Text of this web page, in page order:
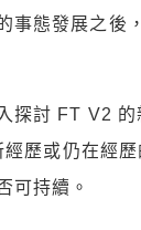
事態發展之後
探討 FT V2 的
歷或仍在經歷
可持續。